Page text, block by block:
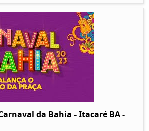
da Bahia - Itacaré BA -